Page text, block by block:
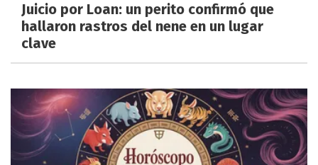
Juicio por Loan: un perito confirmó que
hallaron rastros del nene en un lugar
clave